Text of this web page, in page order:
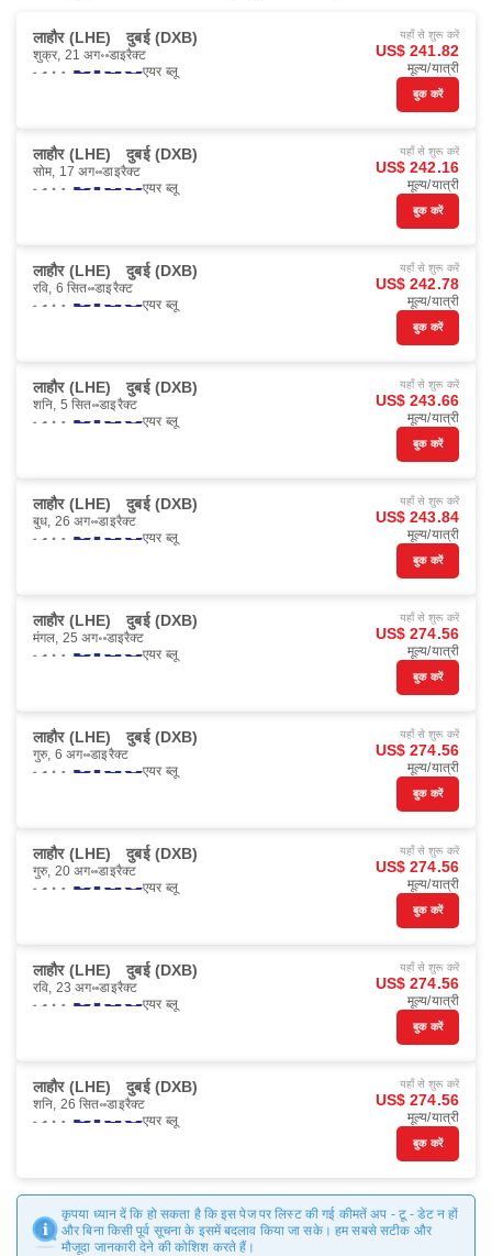
लाहौर (LHE) दुबई (DXB)
शुक्र, 21 अग॰ डाइरैक्ट
एयर ब्लू
यहाँ से शुरू करें
US$ 241.82
मूल्य/यात्री
बुक करें
लाहौर (LHE) दुबई (DXB)
सोम, 17 अग॰ डाइरैक्ट
एयर ब्लू
यहाँ से शुरू करें
US$ 242.16
मूल्य/यात्री
बुक करें
लाहौर (LHE) दुबई (DXB)
रवि, 6 सित॰ डाइरैक्ट
एयर ब्लू
यहाँ से शुरू करें
US$ 242.78
मूल्य/यात्री
बुक करें
लाहौर (LHE) दुबई (DXB)
शनि, 5 सित॰ डाइरैक्ट
एयर ब्लू
यहाँ से शुरू करें
US$ 243.66
मूल्य/यात्री
बुक करें
लाहौर (LHE) दुबई (DXB)
बुध, 26 अग॰ डाइरैक्ट
एयर ब्लू
यहाँ से शुरू करें
US$ 243.84
मूल्य/यात्री
बुक करें
लाहौर (LHE) दुबई (DXB)
मंगल, 25 अग॰ डाइरैक्ट
एयर ब्लू
यहाँ से शुरू करें
US$ 274.56
मूल्य/यात्री
बुक करें
लाहौर (LHE) दुबई (DXB)
गुरु, 6 अग॰ डाइरैक्ट
एयर ब्लू
यहाँ से शुरू करें
US$ 274.56
मूल्य/यात्री
बुक करें
लाहौर (LHE) दुबई (DXB)
गुरु, 20 अग॰ डाइरैक्ट
एयर ब्लू
यहाँ से शुरू करें
US$ 274.56
मूल्य/यात्री
बुक करें
लाहौर (LHE) दुबई (DXB)
रवि, 23 अग॰ डाइरैक्ट
एयर ब्लू
यहाँ से शुरू करें
US$ 274.56
मूल्य/यात्री
बुक करें
लाहौर (LHE) दुबई (DXB)
शनि, 26 सित॰ डाइरैक्ट
एयर ब्लू
यहाँ से शुरू करें
US$ 274.56
मूल्य/यात्री
बुक करें
कृपया ध्यान दें कि हो सकता है कि इस पेज पर लिस्ट की गई कीमतें अप - टू - डेट न हों
और बिना किसी पूर्व सूचना के इसमें बदलाव किया जा सके। हम सबसे सटीक और
मौजूदा जानकारी देने की कोशिश करते हैं।